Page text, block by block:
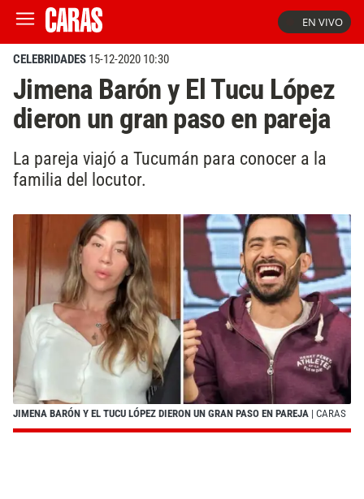
EN VIVO
CELEBRIDADES 15-12-2020 10:30
Jimena Barón y El Tucu López
dieron un gran paso en pareja
La pareja viajó a Tucumán para conocer a la
familia del locutor.
JIMENA BARÓN Y EL TUCU LÓPEZ DIERON UN GRAN PASO EN PAREJA | CARAS